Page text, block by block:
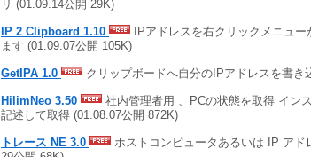
リ (01.09.14公開 29K)
IP 2 Clipboard 1.10
IPアドレスを右クリックメニュ
ます (01.09.07公開 105K)
GetIPA 1.0 クリップボードへ自分のIPアドレスを書き
HilimNeo 3.50
社内管理者用 、PCの状態を取得 イン
記述して取得 (01.08.07公開 872K)
トレース NE 3.0
ホストコンピュータあるいは IP アド